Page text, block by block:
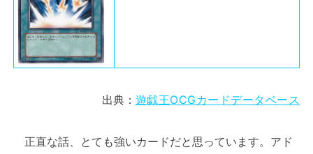
出典： 遊戯王OCGカードデータベース
正直な話、とても強いカードだと思っています。アド